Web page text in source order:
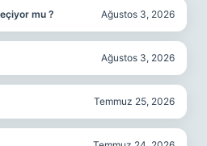
mu ? Ağustos 3, 2026
Ağustos 3, 2026
Temmuz 25, 2026